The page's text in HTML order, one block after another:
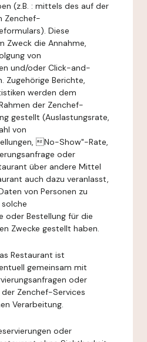
(z.B. : mittels des auf der
Zenchef-
Diese
Zweck die Annahme,
von
und/oder Click-and-
Zugehörige Berichte,
werden dem
der Zenchef-
gestellt (Auslastungsrate,
von
No-Show"-Rate,
oder
über andere Mittel
auch dazu veranlasst,
von Personen zu
oder Bestellung für die
Zwecke gestellt haben.
Restaurant ist
gemeinsam mit
oder
Zenchef-Services
Verarbeitung.
oder